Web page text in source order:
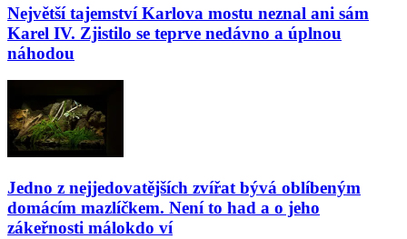
Největší tajemství Karlova mostu neznal ani sám
Karel IV. Zjistilo se teprve nedávno a úplnou
náhodou
Jedno z nejjedovatějších zvířat bývá oblíbeným
domácím mazlíčkem. Není to had a o jeho
zákeřnosti málokdo ví